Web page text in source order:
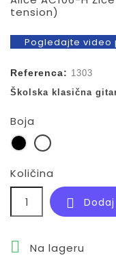
tension)
Pogledajte video
Referenca: 1303
Školska klasična
Boja
CrnaNatur
Količina

 Na lageru